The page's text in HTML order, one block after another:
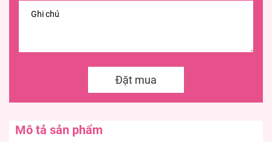
Đặt mua
Mô tả sản phẩm